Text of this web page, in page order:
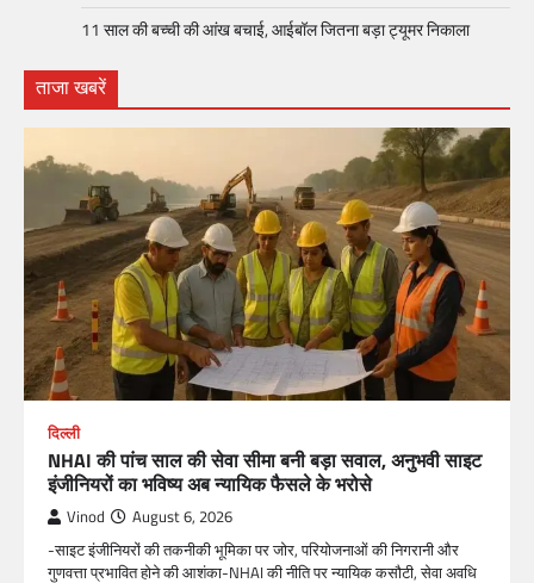
11 साल की बच्ची की आंख बचाई, आईबॉल जितना बड़ा ट्यूमर निकाला
ताजा खबरें
दिल्ली
NHAI की पांच साल की सेवा सीमा बनी बड़ा सवाल, अनुभवी साइट
इंजीनियरों का भविष्य अब न्यायिक फैसले के भरोसे
Vinod August 6, 2026
-साइट इंजीनियरों की तकनीकी भूमिका पर जोर, परियोजनाओं की निगरानी और
गुणवत्ता प्रभावित होने की आशंका-NHAI की नीति पर न्यायिक कसौटी, सेवा अवधि